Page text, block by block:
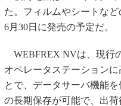
た。フィルムやシートな
6月30日に発売の予定だ。
WEBFREX NVは、現行
オペレータステーション
とで、データサーバ機能
の長期保存が可能で、出荷